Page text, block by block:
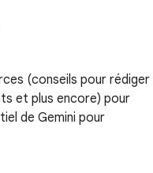
(conseils pour rédiger
et plus encore) pour
de Gemini pour